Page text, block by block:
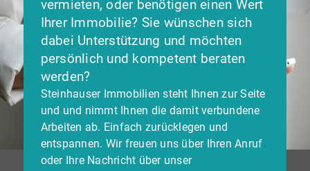
vermieten, oder benötigen einen Wert
Ihrer Immobilie? Sie wünschen sich
dabei Unterstützung und möchten
persönlich und kompetent beraten
werden?
Steinhauser Immobilien steht Ihnen zur Seite
und und nimmt Ihnen die damit verbundene
Arbeiten ab. Einfach zurücklegen und
entspannen. Wir freuen uns über Ihren Anruf
oder Ihre Nachricht über unser